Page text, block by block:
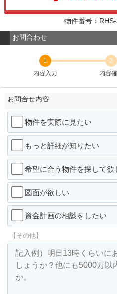
物件番号：
お問合わせ
1
内容入力
2
内容
お問合せ内容
物件を実際に見たい
もっと詳細が知りたい
希望に合う物件を探して欲
図面が欲しい
資金計画の相談をしたい
【その他】